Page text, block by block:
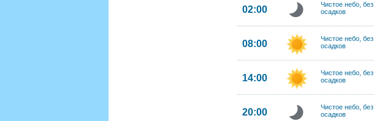
02:00
Чистое небо, без
осадков
08:00
Чистое небо, без
осадков
14:00
Чистое небо, без
осадков
20:00
Чистое небо, без
осадков